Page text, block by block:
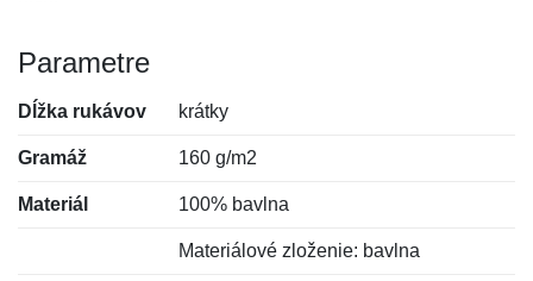
Parametre
Dĺžka rukávov krátky
Gramáž 160 g/m2
Materiál 100% bavlna
Materiálové zloženie: bavlna